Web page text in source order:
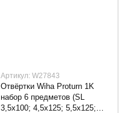
Артикул: W27843
Отвёртки Wiha Proturn 1K
набор 6 предметов (SL
3,5x100; 4,5x125; 5,5x125;